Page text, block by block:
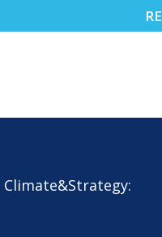
Climate&Strategy: